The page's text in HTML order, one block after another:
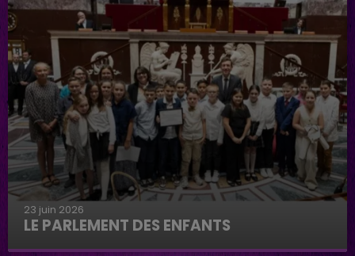
23 juin 2026
LE PARLEMENT DES ENFANTS
Le parlement des enfants